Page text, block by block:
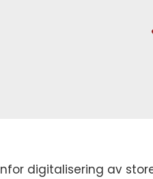
digitalisering av